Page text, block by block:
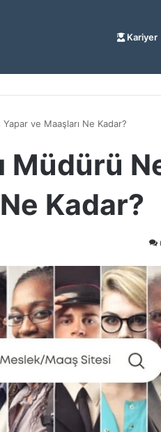
Kariyer
ve Maaşları Ne Kadar?
Müdürü
Kadar?